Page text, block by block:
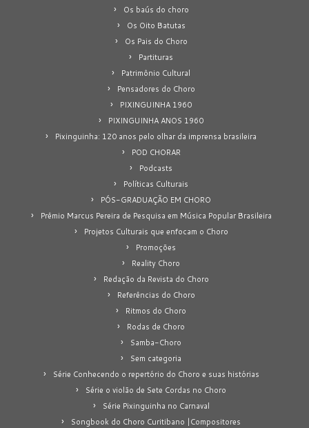
Os baús do choro
Os Oito Batutas
Os Pais do Choro
Partituras
Patrimônio Cultural
Pensadores do Choro
PIXINGUINHA 1960
PIXINGUINHA ANOS 1960
Pixinguinha: 120 anos pelo olhar da imprensa brasileira
POD CHORAR
Podcasts
Políticas Culturais
PÓS-GRADUAÇÃO EM CHORO
Prêmio Marcus Pereira de Pesquisa em Música Popular Brasileira
Projetos Culturais que enfocam o Choro
Promoções
Reality Choro
Redação da Revista do Choro
Referências do Choro
Ritmos do Choro
Rodas de Choro
Samba-Choro
Sem categoria
Série Conhecendo o repertório do Choro e suas histórias
Série o violão de Sete Cordas no Choro
Série Pixinguinha no Carnaval
Songbook do Choro Curitibano |Compositores